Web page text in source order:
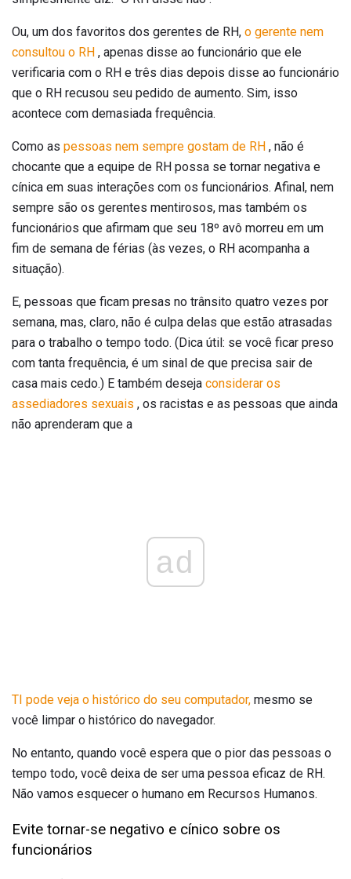
Ou, um dos favoritos dos gerentes de RH, o gerente nem
consultou o RH , apenas disse ao funcionário que ele
verificaria com o RH e três dias depois disse ao funcionário
que o RH recusou seu pedido de aumento. Sim, isso
acontece com demasiada frequência.
Como as pessoas nem sempre gostam de RH , não é
chocante que a equipe de RH possa se tornar negativa e
cínica em suas interações com os funcionários. Afinal, nem
sempre são os gerentes mentirosos, mas também os
funcionários que afirmam que seu 18º avô morreu em um
fim de semana de férias (às vezes, o RH acompanha a
situação).
E, pessoas que ficam presas no trânsito quatro vezes por
semana, mas, claro, não é culpa delas que estão atrasadas
para o trabalho o tempo todo. (Dica útil: se você ficar preso
com tanta frequência, é um sinal de que precisa sair de
casa mais cedo.) E também deseja considerar os
assediadores sexuais , os racistas e as pessoas que ainda
não aprenderam que a
ad
TI pode veja o histórico do seu computador, mesmo se
você limpar o histórico do navegador.
No entanto, quando você espera que o pior das pessoas o
tempo todo, você deixa de ser uma pessoa eficaz de RH.
Não vamos esquecer o humano em Recursos Humanos.
Evite tornar-se negativo e cínico sobre os
funcionários